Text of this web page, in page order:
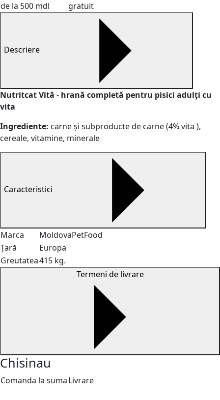
de la 500 mdl
gratuit
Descriere
Nutritcat Vită - hrană completă pentru pisici adulţi cu
vita
Ingrediente: carne și subproducte de carne (4% vita ),
cereale, vitamine, minerale
Caracteristici
Marca
MoldovaPetFood
Țară
Europa
Greutatea415 kg.
Termeni de livrare
Chisinau
Comanda la sumaLivrare